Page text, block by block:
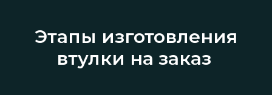
Этапы изготовления
втулки на заказ